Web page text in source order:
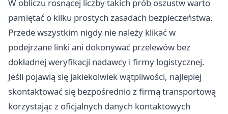
W obliczu rosnącej liczby takich prób oszustw warto
pamiętać o kilku prostych zasadach bezpieczeństwa.
Przede wszystkim nigdy nie należy klikać w
podejrzane linki ani dokonywać przelewów bez
dokładnej weryfikacji nadawcy i firmy logistycznej.
Jeśli pojawią się jakiekolwiek wątpliwości, najlepiej
skontaktować się bezpośrednio z firmą transportową
korzystając z oficjalnych danych kontaktowych